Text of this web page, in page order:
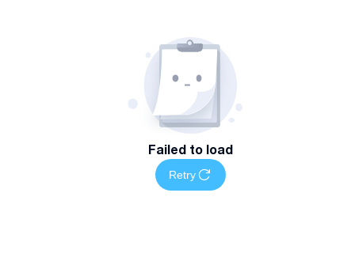
Failed to load
Retry